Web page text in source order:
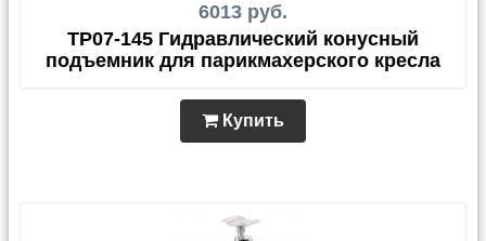
6013 руб.
ТP07-145 Гидравлический конусный
подъемник для парикмахерского кресла
Купить